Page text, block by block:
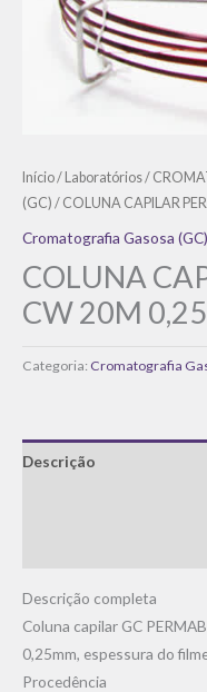
Início/ Laboratórios/
(GC) / COLUNA CAPILAR
Cromatografia Gasosa (GC)
COLUNA
CW 20M
Categoria: Cromatografia
Descrição
Descrição completa
Coluna capilar GC
0,25mm, espessura do
Procedência